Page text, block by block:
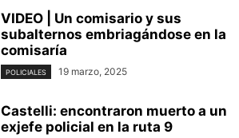
VIDEO | Un comisario y sus
subalternos embriagándose en la
comisaría
POLICIALES 19 marzo, 2025
Castelli: encontraron muerto a un
exjefe policial en la ruta 9